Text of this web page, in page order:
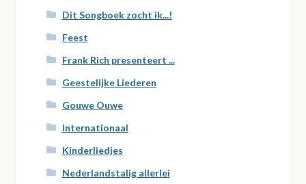
Dit Songboek zocht ik...!
Feest
Frank Rich presenteert ...
Geestelijke Liederen
Gouwe Ouwe
Internationaal
Kinderliedjes
Nederlandstalig allerlei